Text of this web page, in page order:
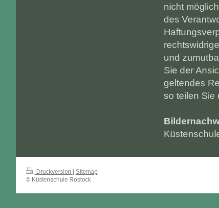
nicht
des
und
Sie der
geltendes
so teilen Sie
Druckversion
Sitemap
© Küstenschule Rostock